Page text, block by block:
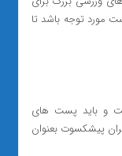
قم می‌بایست مورد توجه باشد تا
و باید پست های
پیشکسوت بعنوان